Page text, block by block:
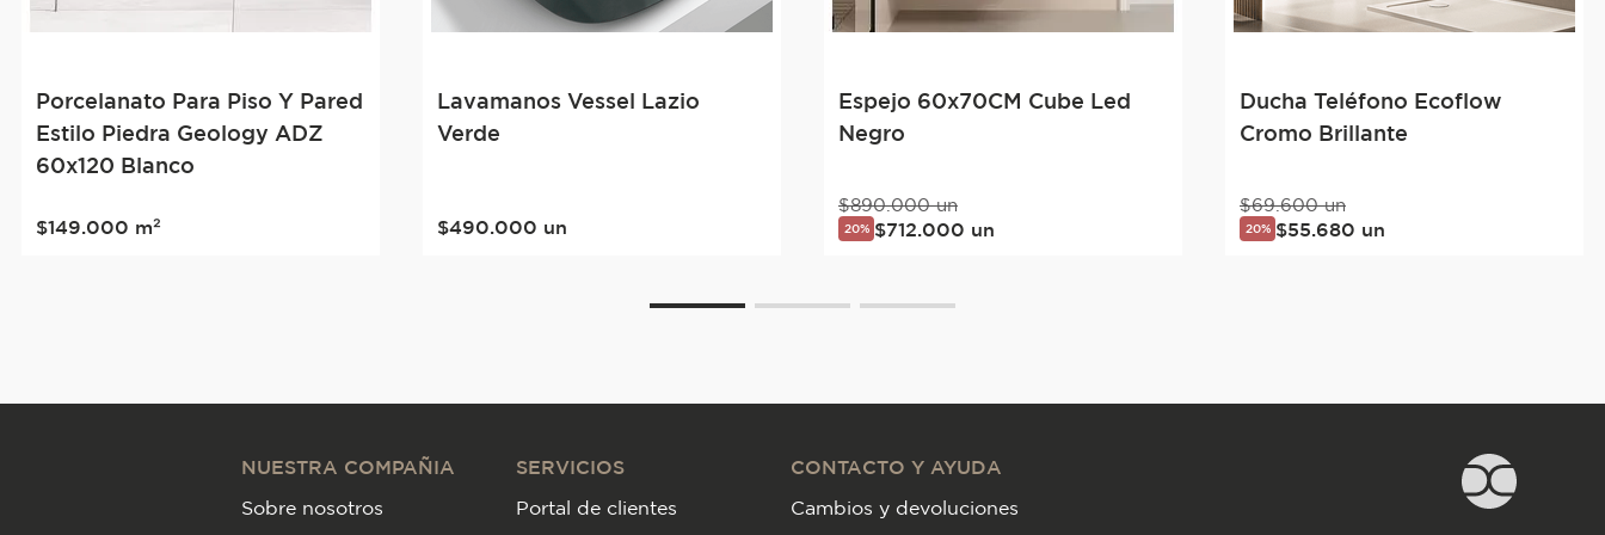
Porcelanato Para Piso Y Pared
Estilo Piedra Geology ADZ
60x120 Blanco
$149.000 m²
Lavamanos Vessel Lazio
Verde
$490.000 un
Espejo 60x70CM Cube Led
Negro
$890.000 un
20% $712.000 un
Ducha Teléfono Ecoflow
Cromo Brillante
$69.600 un
20% $55.680 un
NUESTRA COMPAÑIA
Sobre nosotros
SERVICIOS
Portal de clientes
CONTACTO Y AYUDA
Cambios y devoluciones